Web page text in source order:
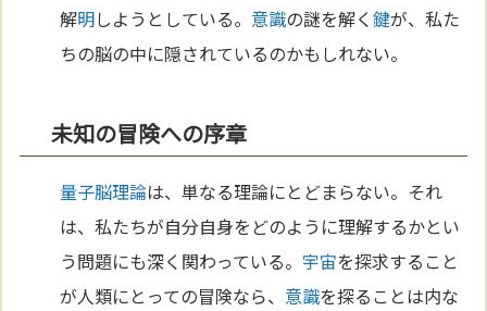
解明しようとしている。 意識の謎を解く鍵が、私た
ちの脳の中に隠されているのかもしれない。
未知の冒険への序章
量子脳理論は、単なる理論にとどまらない。それ
は、私たちが自分自身をどのように理解するかとい
う問題にも深く関わっている。 宇宙を探求すること
が人類にとっての冒険なら、 意識を探ることは内な